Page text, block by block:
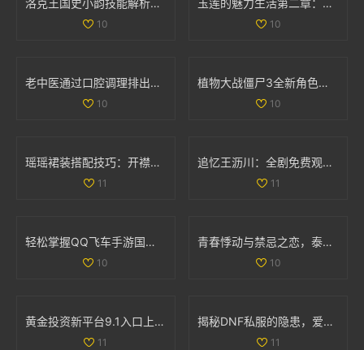
洛克王国史小韵技能解析与专属技能全面解读
10
玉莲的魅力生活第二章：探索爱情与激情的旅程
10
老中医通过口腔调理排出体内阴毒的方法揭秘
10
植物大战僵尸3全新角色揭秘 異次元之旅精彩不断
10
瑶瑶裙装搭配技巧：开襟开叉裙与鞋子的完美组合
11
追忆王沥川：全剧免费观看引发网友热议与情感共鸣
11
轻松掌握QQ飞车手游国服成绩查询技巧和方法
10
青春悸动与禁忌之恋，泰剧《上瘾》探索爱与欲的复杂关系
10
黄金投资新平台9.1入口上线，尽享财富机会与投资资讯
11
揭秘DNF私服的隐患，爱玩游戏的你该警惕哪些问题
11